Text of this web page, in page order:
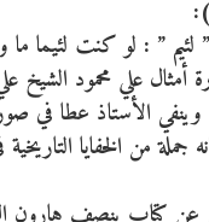
” : لو كنت لئيما ما
في حوادث 1941 إلى الوزارة أمثال علي
حسن سلمان وموسى الشابندر. ( ص 28-29) وينفي
1939 بناء على استبطانه جملة من